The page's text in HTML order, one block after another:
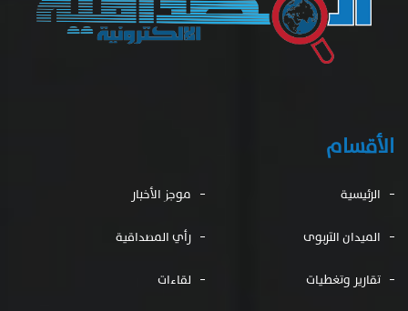
الأقسام
الرئيسية موجز الأخبار
الميدان التربوى رأي المصداقية
تقارير وتغطيات لقاءات